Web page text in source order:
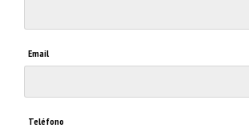
Email
Teléfono